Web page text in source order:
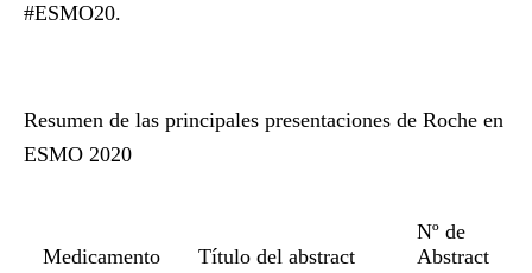
#ESMO20.
Resumen de las principales presentaciones de Roche en
ESMO 2020
Medicamento Título del abstract
Nº de
Abstract